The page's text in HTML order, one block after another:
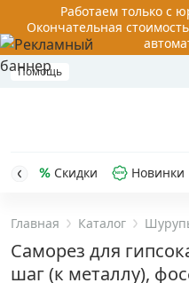
Работаем только с
Окончательная
Помощь
Акции
Распродажа
Скидки Новинки
Главная Каталог
Саморез для
шаг (к металлу),